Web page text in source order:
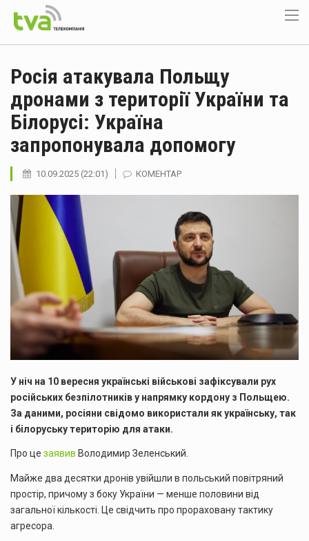
Росія атакувала Польщу
дронами з території України та
Білорусі: Україна
запропонувала допомогу
10.09.2025 (22:01) КОМЕНТАР
У ніч на 10 вересня українські військові зафіксували рух
російських безпілотників у напрямку кордону з Польщею.
За даними, росіяни свідомо використали як українську, так
і білоруську територію для атаки.
Про це заявив Володимир Зеленський.
Майже два десятки дронів увійшли в польський повітряний
простір, причому з боку України — менше половини від
загальної кількості. Це свідчить про прораховану тактику
агресора.